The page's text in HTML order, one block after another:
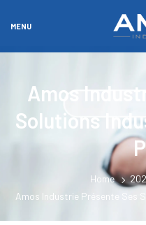
MENU
Amos
Solutions
Home
Amos Industrie Présente Ses